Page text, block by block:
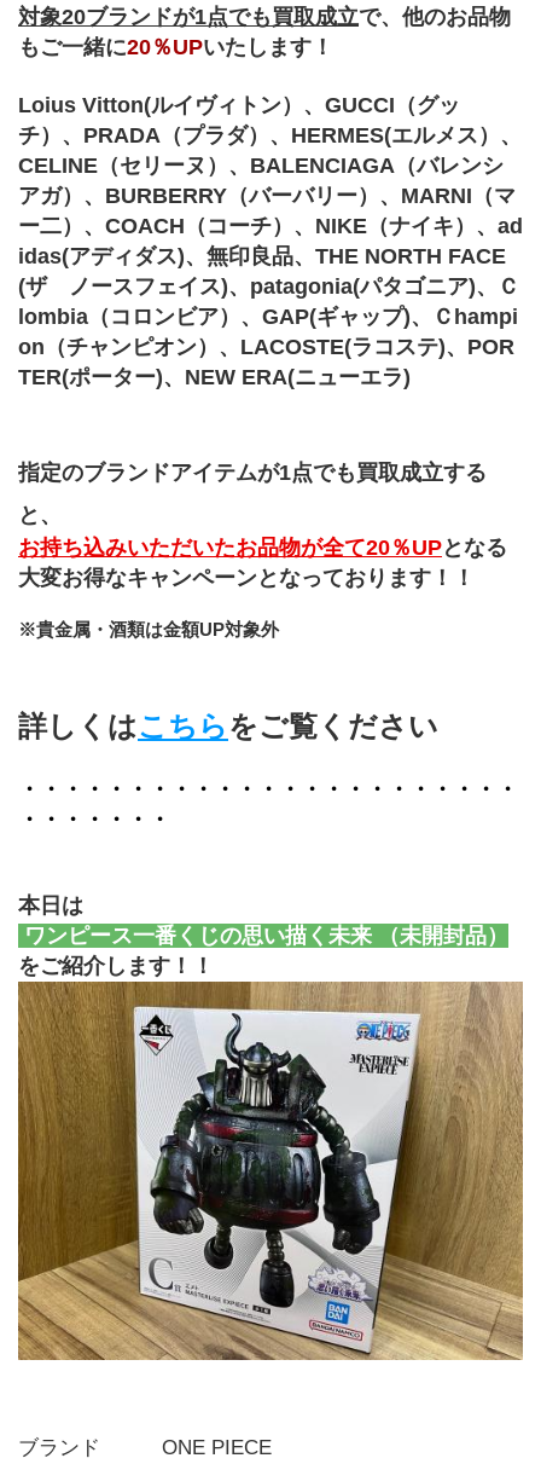
対象20ブランドが1点でも買取成立で、他のお品物
もご一緒に20％UPいたします！
Loius Vitton(ルイヴィトン）、GUCCI（グッ
チ）、PRADA（プラダ）、HERMES(エルメス）、
CELINE（セリーヌ）、BALENCIAGA（バレンシ
アガ）、BURBERRY（バーバリー）、MARNI（マ
ー二）、COACH（コーチ）、NIKE（ナイキ）、ad
idas(アディダス)、無印良品、THE NORTH FACE
(ザ　ノースフェイス)、patagonia(パタゴニア)、Ｃ
lombia（コロンビア）、GAP(ギャップ)、Ｃhampi
on（チャンピオン）、LACOSTE(ラコステ)、POR
TER(ポーター)、NEW ERA(ニューエラ)
指定のブランドアイテムが1点でも買取成立する
と、
お持ち込みいただいたお品物が全て20％UPとなる
大変お得なキャンペーンとなっております！！
※貴金属・酒類は金額UP対象外
詳しくはこちらをご覧ください
・・・・・・・・・・・・・・・・・・・・・・・
・・・・・・・
本日は
ワンピース一番くじの思い描く未来 （未開封品）
をご紹介します！！
ブランド   ONE PIECE